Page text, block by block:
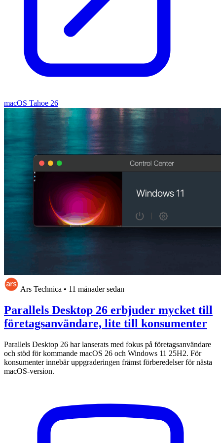
macOS Tahoe 26
Ars Technica • 11 månader sedan
Parallels Desktop 26 erbjuder mycket till
företagsanvändare, lite till konsumenter
Parallels Desktop 26 har lanserats med fokus på företagsanvändare
och stöd för kommande macOS 26 och Windows 11 25H2. För
konsumenter innebär uppgraderingen främst förberedelser för nästa
macOS-version.